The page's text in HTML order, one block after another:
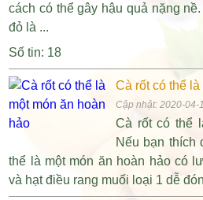
cách có thể gây hậu quả nặng
đỏ là ...
Số tin: 18
Cà rốt có thể
Cập nhật: 2020-04-
Cà rốt có thể
Nếu bạn thích
thể là một món ăn hoàn hảo có
và hạt điều rang muối loại 1 dễ